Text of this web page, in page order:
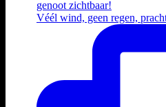
Véél wind, geen regen,